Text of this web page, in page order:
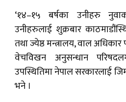
‘१४–१५ बर्षका उनीहरु
उनीहरुलाई शुक्रबार
तथा ज्येष्ठ मन्त्रालय, वाल अधिकार
वेचविखन अनुसन्धान
उपस्थितिमा नेपाल सरकारलाई
भने ।